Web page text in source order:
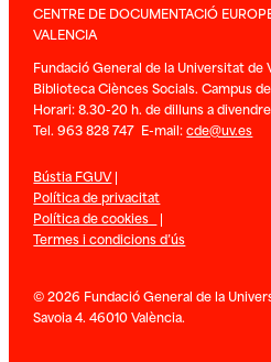
CENTRE DE DOCUMENTACIÓ
VALENCIA
Fundació General de la Universitat de
Biblioteca Ciènces Socials. Campus
Horari: 8.30-20 h. de dilluns a
Tel. 963 828 747 E-mail:cde@uv.es
Bústia FGUV|
Política de privacitat
Política de cookies |
Termes i condicions d’ús
© 2026 Fundació General de la
Savoia 4. 46010 València.